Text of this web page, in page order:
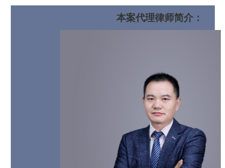
本案代理律师简介：